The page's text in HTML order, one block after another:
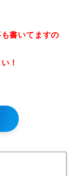
書いてますの
！